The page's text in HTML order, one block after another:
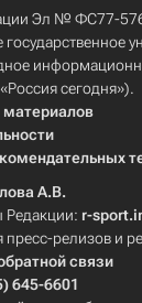
Эл № ФС77-
сегодня»).
материалов
А.В.
Редакции: r-
релизов и
связи
645-6601